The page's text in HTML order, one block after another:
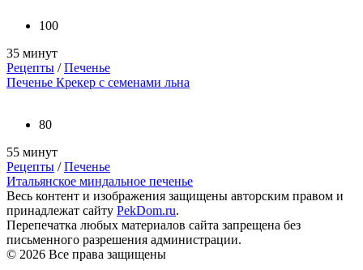
100
35 минут
Рецепты /Печенье
Печенье Крекер с семенами льна
80
55 минут
Рецепты /Печенье
Итальянское миндальное печенье
Весь контент и изображения защищены авторским правом и
принадлежат сайту PekDom.ru.
Перепечатка любых материалов сайта запрещена без
письменного разрешения администрации.
© 2026 Все права защищены